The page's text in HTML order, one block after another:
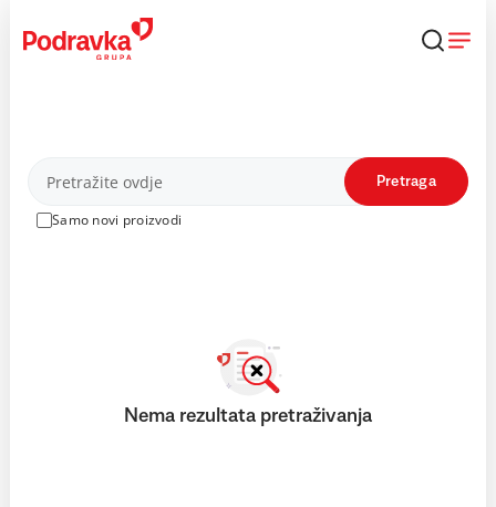
content
Proizvodi
Samo novi proizvodi
Pretraga
Nema rezultata pretraživanja